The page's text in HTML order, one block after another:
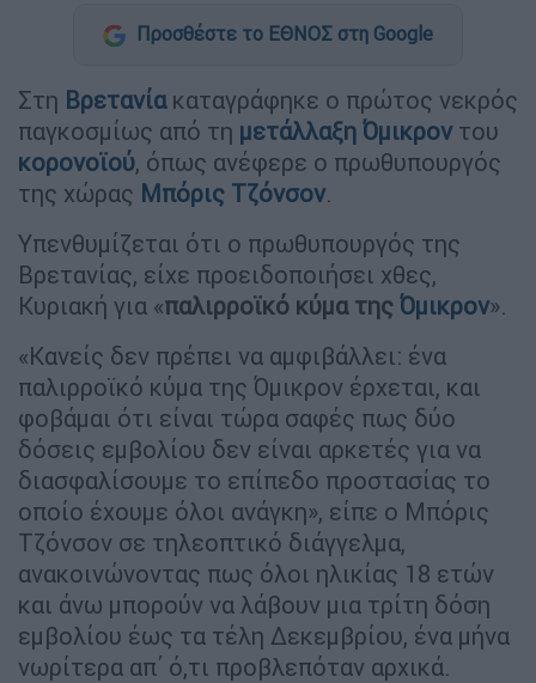
Προσθέστε το ΕΘΝΟΣ στη Google
Στη Βρετανία καταγράφηκε ο πρώτος νεκρός
παγκοσμίως από τη μετάλλαξη Όμικροντου
κορονοϊού, όπως ανέφερε ο πρωθυπουργός
της χώρας Μπόρις Τζόνσον.
Υπενθυμίζεται ότι ο πρωθυπουργός της
Βρετανίας, είχε προειδοποιήσει χθες,
Κυριακή για «παλιρροϊκό κύμα της Όμικρον».
«Κανείς δεν πρέπει να αμφιβάλλει: ένα
παλιρροϊκό κύμα της Όμικρον έρχεται, και
φοβάμαι ότι είναι τώρα σαφές πως δύο
δόσεις εμβολίου δεν είναι αρκετές για να
διασφαλίσουμε το επίπεδο προστασίας το
οποίο έχουμε όλοι ανάγκη», είπε ο Μπόρις
Τζόνσον σε τηλεοπτικό διάγγελμα,
ανακοινώνοντας πως όλοι ηλικίας 18 ετών
και άνω μπορούν να λάβουν μια τρίτη δόση
εμβολίου έως τα τέλη Δεκεμβρίου, ένα μήνα
νωρίτερα απ΄ ό,τι προβλεπόταν αρχικά.